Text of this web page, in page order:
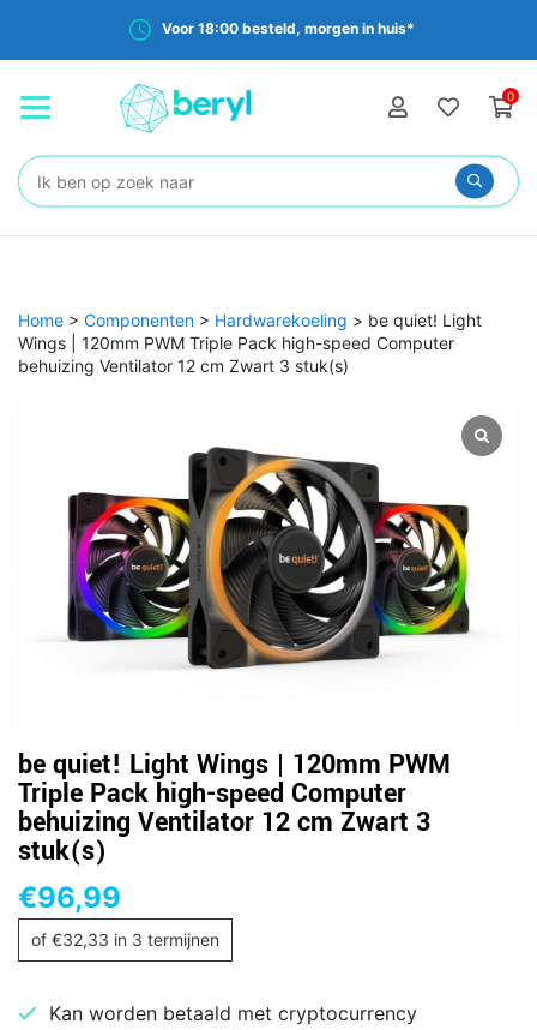
Voor 18:00 besteld, morgen in huis*
0
Zoeken:
Home > Componenten > Hardwarekoeling > be quiet! Light
Wings | 120mm PWM Triple Pack high-speed Computer
behuizing Ventilator 12 cm Zwart 3 stuk(s)
be quiet! Light Wings | 120mm PWM
Triple Pack high-speed Computer
behuizing Ventilator 12 cm Zwart 3
stuk(s)
€96,99
of €32,33 in 3 termijnen
Kan worden betaald met cryptocurrency